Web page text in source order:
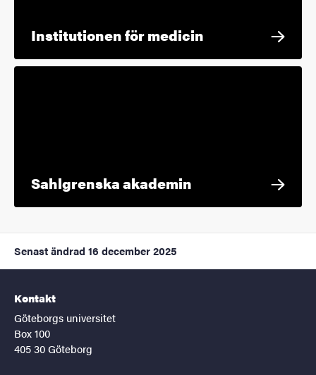
Institutionen för medicin
Sahlgrenska akademin
Senast ändrad 16 december 2025
Kontakt
Göteborgs universitet
Box 100
405 30 Göteborg